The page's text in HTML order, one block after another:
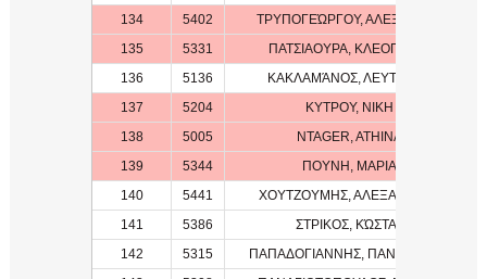
134
5402
ΤΡΥΠΟΓΕΏΡΓΟΥ, ΑΛΕΞΆΝΔΡΑ
135
5331
ΠΑΤΣΙΑΟΥΡΑ, ΚΛΕΟΠΑΤΡΑ
136
5136
ΚΑΚΛΑΜΆΝΟΣ, ΛΕΥΤΈΡΗΣ
137
5204
ΚΥΤΡΟΥ, ΝΙΚΗ
138
5005
NTAGER, ATHINA
139
5344
ΠΟΥΝΗ, ΜΑΡΙΑ
140
5441
ΧΟΥΤΖΟΥΜΗΣ, ΑΛΕΞΑΝΔΡΟΣ
141
5386
ΣΤΡΙΚΟΣ, ΚΏΣΤΑΣ
142
5315
ΠΑΠΑΔΟΓΙΑΝΝΗΣ, ΠΑΝΑΓΙΏΤΗΣ